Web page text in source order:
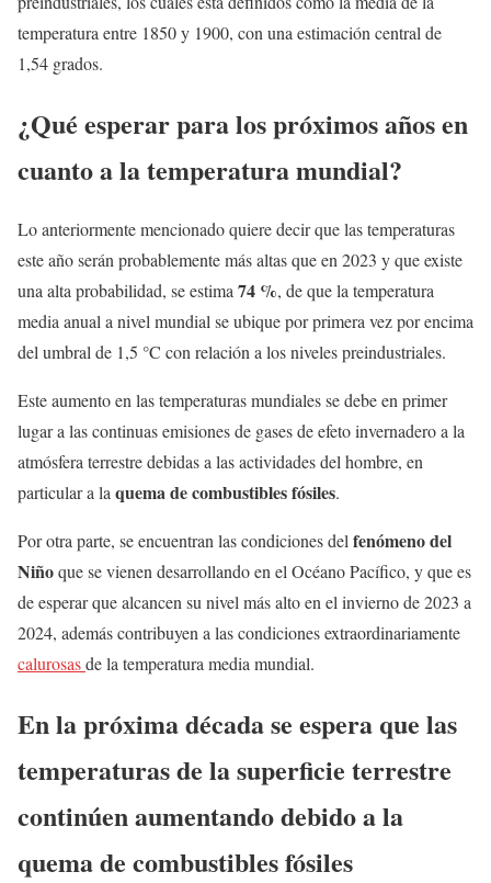
temperatura entre 1850 y 1900, con una estimación central de
1,54 grados.
¿Qué esperar para los próximos años en
cuanto a la temperatura mundial?
Lo anteriormente mencionado quiere decir que las temperaturas
este año serán probablemente más altas que en 2023 y que existe
una alta probabilidad, se estima74 %, de que la temperatura
media anual a nivel mundial se ubique por primera vez por encima
del umbral de 1,5 °C con relación a los niveles preindustriales.
Este aumento en las temperaturas mundiales se debe en primer
lugar a las continuas emisiones de gases de efeto invernadero a la
atmósfera terrestre debidas a las actividades del hombre, en
particular a laquema de combustibles fósiles.
Por otra parte, se encuentran las condiciones delfenómeno del
Niñoque se vienen desarrollando en el Océano Pacífico, y que es
de esperar que alcancen su nivel más alto en el invierno de 2023 a
2024, además contribuyen a las condiciones extraordinariamente
calurosasde la temperatura media mundial.
En la próxima década se espera que las
temperaturas de la superficie terrestre
continúen aumentando debido a la
quema de combustibles fósiles